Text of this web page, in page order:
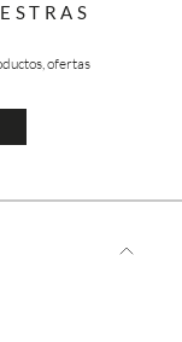
ofertas